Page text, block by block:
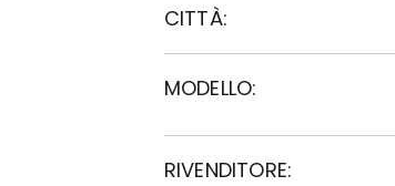
CITTÀ:
MODELLO:
RIVENDITORE: